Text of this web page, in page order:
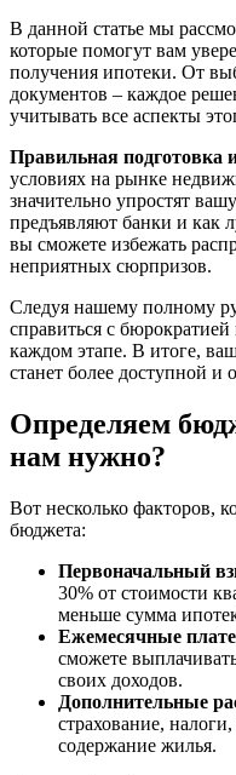
В данной статье мы
которые помогут вам
получения ипотеки. От
документов – каждое
учитывать все аспекты
Правильная подготовка
условиях на рынке
значительно упростят
предъявляют банки и как
вы сможете избежать
неприятных сюрпризов.
Следуя нашему полному
справиться с
каждом этапе. В итоге,
станет более доступной и
Определяем
нам нужно?
Вот несколько факторов,
бюджета:
Первоначальный
30% от стоимости
меньше сумма
Ежемесячные
сможете
своих доходов.
Дополнительные
страхование,
содержание жилья.